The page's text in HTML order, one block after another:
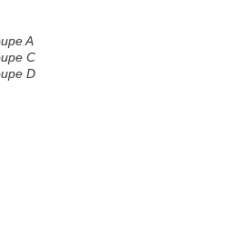
A
C
D